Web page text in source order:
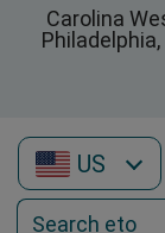
Carolina
US